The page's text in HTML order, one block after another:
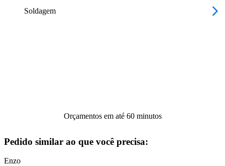
Soldagem
Orçamentos em até 60 minutos
Pedido similar ao que você precisa:
Enzo